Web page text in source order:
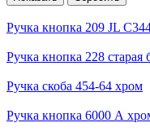
Ручка кнопка 209 JL
Ручка кнопка 228 старая
Ручка скоба 454-64 хром
Ручка кнопка 6000 А